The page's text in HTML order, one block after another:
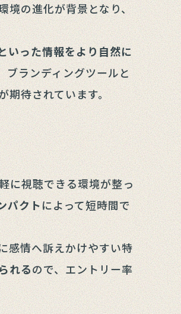
境の進化が背景となり、
いった情報をより自然に
ブランディングツールと
期待されています。
に視聴できる環境が整っ
パクトによって短時間で
感情へ訴えかけやすい特
れるので、エントリー率